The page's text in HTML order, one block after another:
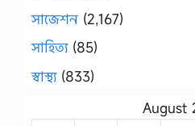
সাজেশন (2,167)
সাহিত্য(85)
স্বাস্থ্য(833)
August